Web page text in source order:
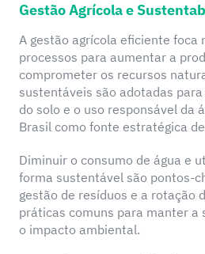
Gestão Agrícola e
A gestão agrícola eficiente foca
processos para aumentar a
comprometer os recursos
sustentáveis são adotadas
do solo e o uso responsável da
Brasil como fonte estratégica
Diminuir o consumo de água e
forma sustentável são pontos-
gestão de resíduos e a rotação
práticas comuns para manter a
o impacto ambiental.